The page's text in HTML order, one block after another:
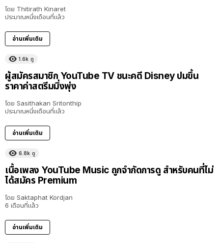
โดย Thitirath Kinaret
ประมาณหนึ่งเดือนที่แล้ว
อ่านเพิ่มเติม
1.6k ดู
ผู้สมัครสมาชิก YouTube TV ชนะคดี Disney ปมขึ้น
ราคาค่าสตรีมมิ่งพุ่ง
โดย Sasithakan Sritonthip
ประมาณหนึ่งเดือนที่แล้ว
อ่านเพิ่มเติม
6.8k ดู
เนื้อเพลง YouTube Music ถูกจำกัดการดู สำหรับคนที่ไม่
ได้สมัคร Premium
โดย Saktaphat Kordjan
6 เดือนที่แล้ว
อ่านเพิ่มเติม